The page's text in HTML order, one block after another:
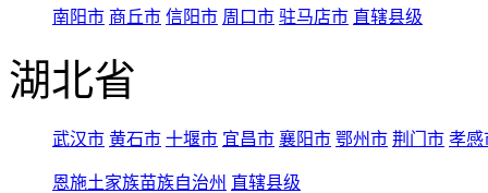
南阳市 商丘市 信阳市 周口市 驻马店市 直辖县级
湖北省
武汉市 黄石市 十堰市 宜昌市 襄阳市 鄂州市 荆门市 孝感
恩施土家族苗族自治州 直辖县级